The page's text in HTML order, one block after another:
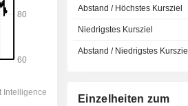
Abstand / Höchstes Kursziel
Niedrigstes Kursziel
Abstand / Niedrigstes Kursziel
Einzelheiten zum